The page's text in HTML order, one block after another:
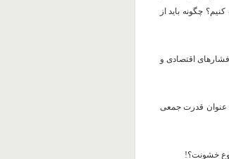
چگونه باید از
اقتصادی و
عنوان قدرت جمعی
خشونت؟!